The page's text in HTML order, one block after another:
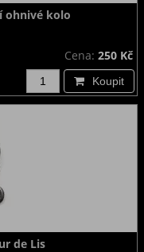
ohnivé kolo
Cena: 250 Kč
Koupit
de Lis